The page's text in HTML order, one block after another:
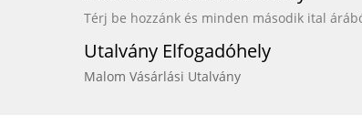
Térj be hozzánk és minden második ital
Utalvány Elfogadóhely
Malom Vásárlási Utalvány